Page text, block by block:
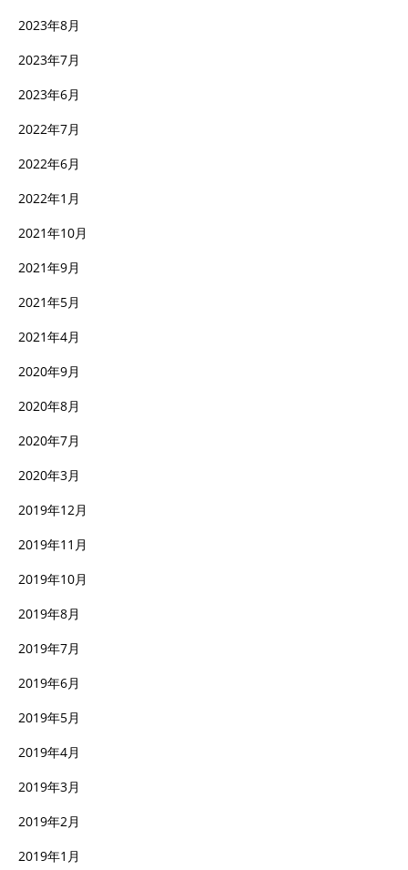
2023年8月
2023年7月
2023年6月
2022年7月
2022年6月
2022年1月
2021年10月
2021年9月
2021年5月
2021年4月
2020年9月
2020年8月
2020年7月
2020年3月
2019年12月
2019年11月
2019年10月
2019年8月
2019年7月
2019年6月
2019年5月
2019年4月
2019年3月
2019年2月
2019年1月